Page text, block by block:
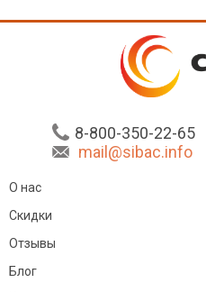
8-800-350-22-65
mail@sibac.info
О нас
Скидки
Отзывы
Блог